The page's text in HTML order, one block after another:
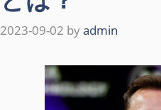
2023-09-02 byadmin